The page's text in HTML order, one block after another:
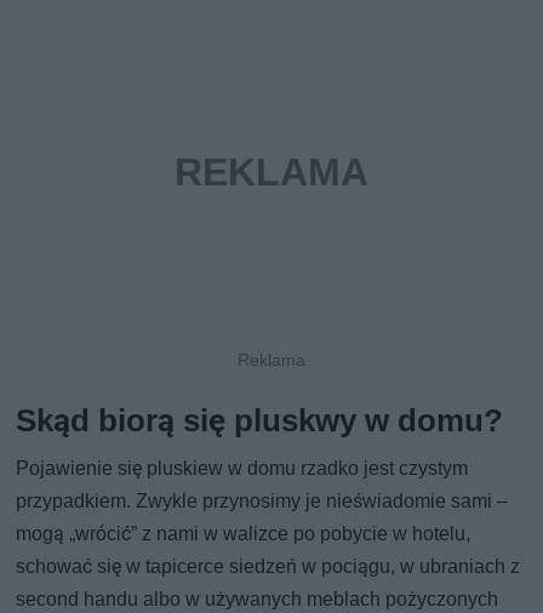
Skąd biorą się pluskwy w domu?
Pojawienie się pluskiew w domu rzadko jest czystym
przypadkiem. Zwykle przynosimy je nieświadomie sami –
mogą „wrócić” z nami w walizce po pobycie w hotelu,
schować się w tapicerce siedzeń w pociągu, w ubraniach z
second handu albo w używanych meblach pożyczonych